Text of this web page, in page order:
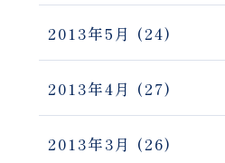
2013年5月 (24)
2013年4月 (27)
2013年3月 (26)